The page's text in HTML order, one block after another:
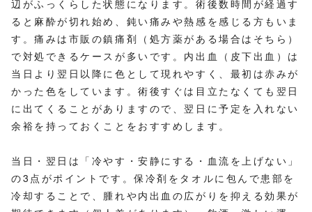
辺がふっくらした状態になります。術後数時間が経過す
ると麻酔が切れ始め、鈍い痛みや熱感を感じる方もいま
す。痛みは市販の鎮痛剤（処方薬がある場合はそちら）
で対処できるケースが多いです。内出血（皮下出血）は
当日より翌日以降に色として現れやすく、最初は赤みが
かった色をしています。術後すぐは目立たなくても翌日
に出てくることがありますので、翌日に予定を入れない
余裕を持っておくことをおすすめします。
当日・翌日は「冷やす・安静にする・血流を上げない」
の3点がポイントです。保冷剤をタオルに包んで患部を
冷却することで、腫れや内出血の広がりを抑える効果が